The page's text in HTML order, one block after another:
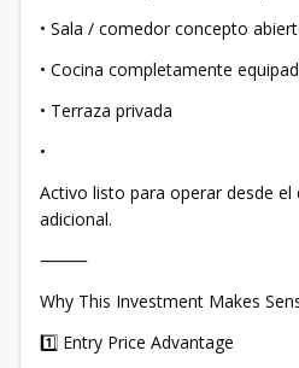
• Sala / comedor concepto
• Cocina completamente
• Terraza privada
•
Activo listo para operar desde el
adicional.
⸻
Why This Investment Makes
1️⃣ Entry Price Advantage